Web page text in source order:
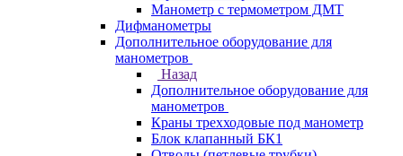
Манометр с термометром ДМТ
Дифманометры
Дополнительное оборудование для
манометров
Назад
Дополнительное оборудование для
манометров
Краны трехходовые под манометр
Блок клапанный БК1